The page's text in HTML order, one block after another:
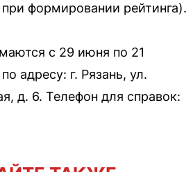
формировании рейтинга).
с 29 июня по 21
адресу: г. Рязань, ул.
д. 6. Телефон для справок: